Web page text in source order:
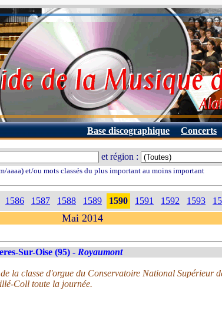
Base discographique Concerts
et région :
aaaa) et/ou mots classés du plus important au moins important
1586 1587 1588 1589 1590 1591 1592 1593
Mai 2014
Sur-Oise (95) - Royaumont
la classe d'orgue du Conservatoire National Supérieur
Coll toute la journée.